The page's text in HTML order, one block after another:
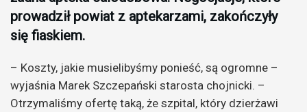
prowadził powiat z aptekarzami, zakończyły
się fiaskiem.
– Koszty, jakie musielibyśmy ponieść, są ogromne –
wyjaśnia Marek Szczepański starosta chojnicki. –
Otrzymaliśmy ofertę taką, że szpital, który dzierżawi